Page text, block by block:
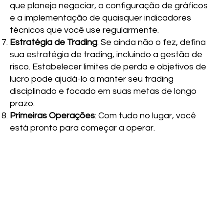
que planeja negociar, a configuração de gráficos
e a implementação de quaisquer indicadores
técnicos que você use regularmente.
Estratégia de Trading: Se ainda não o fez, defina
sua estratégia de trading, incluindo a gestão de
risco. Estabelecer limites de perda e objetivos de
lucro pode ajudá-lo a manter seu trading
disciplinado e focado em suas metas de longo
prazo.
Primeiras Operações: Com tudo no lugar, você
está pronto para começar a operar.